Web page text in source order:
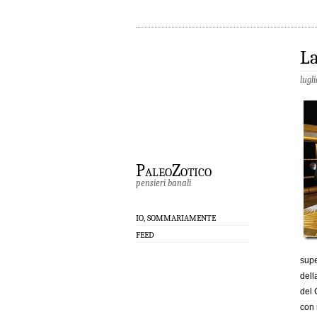
PaleoZotico
pensieri banali
IO, SOMMARIAMENTE
FEED
del
con